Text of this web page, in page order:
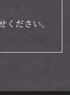
ださい。